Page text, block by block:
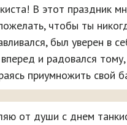
В этот праздник
чтобы ты
был уверен в
и радовался
приумножить свой
от души с днем